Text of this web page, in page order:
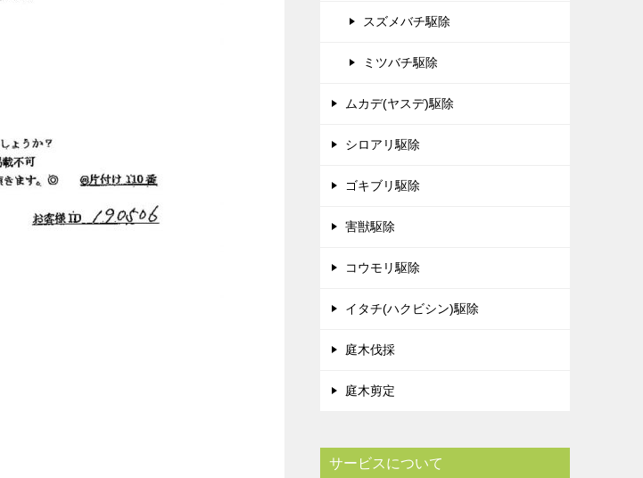
スズメバチ駆除
ミツバチ駆除
ムカデ(ヤスデ)駆除
シロアリ駆除
ゴキブリ駆除
害獣駆除
コウモリ駆除
イタチ(ハクビシン)駆除
庭木伐採
庭木剪定
サービスについて